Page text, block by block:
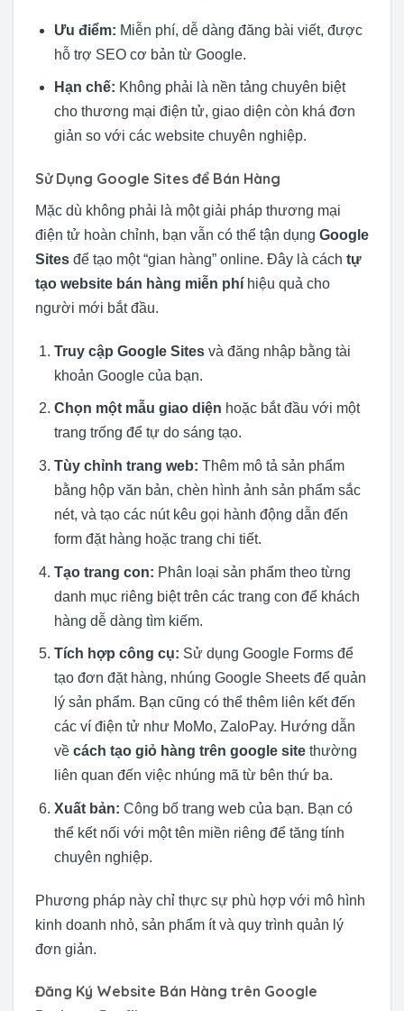
Ưu điểm: Miễn phí, dễ dàng đăng bài viết, được
hỗ trợ SEO cơ bản từ Google.
Hạn chế: Không phải là nền tảng chuyên biệt
cho thương mại điện tử, giao diện còn khá đơn
giản so với các website chuyên nghiệp.
Sử Dụng Google Sites để Bán Hàng
Mặc dù không phải là một giải pháp thương mại
điện tử hoàn chỉnh, bạn vẫn có thể tận dụng Google
Sites để tạo một “gian hàng” online. Đây là cách tự
tạo website bán hàng miễn phí hiệu quả cho
người mới bắt đầu.
Truy cập Google Sitesvà đăng nhập bằng tài
khoản Google của bạn.
Chọn một mẫu giao diện hoặc bắt đầu với một
trang trống để tự do sáng tạo.
Tùy chỉnh trang web: Thêm mô tả sản phẩm
bằng hộp văn bản, chèn hình ảnh sản phẩm sắc
nét, và tạo các nút kêu gọi hành động dẫn đến
form đặt hàng hoặc trang chi tiết.
Tạo trang con: Phân loại sản phẩm theo từng
danh mục riêng biệt trên các trang con để khách
hàng dễ dàng tìm kiếm.
Tích hợp công cụ: Sử dụng Google Forms để
tạo đơn đặt hàng, nhúng Google Sheets để quản
lý sản phẩm. Bạn cũng có thể thêm liên kết đến
các ví điện tử như MoMo, ZaloPay. Hướng dẫn
về cách tạo giỏ hàng trên google sitethường
liên quan đến việc nhúng mã từ bên thứ ba.
Xuất bản: Công bố trang web của bạn. Bạn có
thể kết nối với một tên miền riêng để tăng tính
chuyên nghiệp.
Phương pháp này chỉ thực sự phù hợp với mô hình
kinh doanh nhỏ, sản phẩm ít và quy trình quản lý
đơn giản.
Đăng Ký Website Bán Hàng trên Google